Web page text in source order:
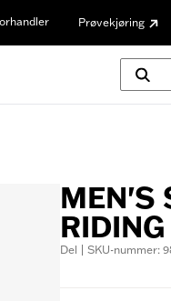
Prøvekjøring
MEN'S
Del | SKU-nummer: